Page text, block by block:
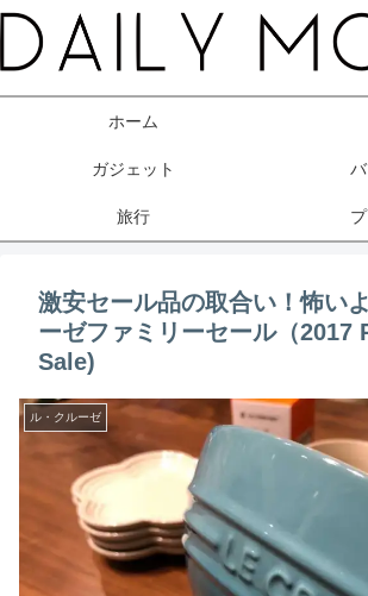
ホーム
ガジェット
旅行
激安セール品の取合い！怖い
ーゼファミリーセール（2017
Sale)
ル・クルーゼ